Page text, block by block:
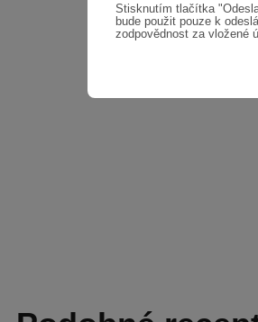
Stisknutím tlačítka
bude použit pouze k
zodpovědnost za vložené